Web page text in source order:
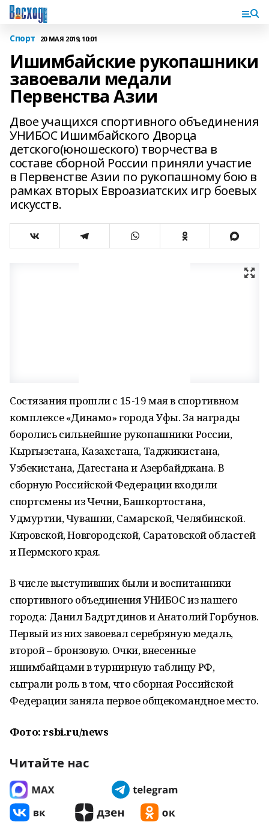
Спорт 20 МАЯ 2019, 10:01
Ишимбайские рукопашники
завоевали медали
Первенства Азии
Двое учащихся спортивного объединения
УНИБОС Ишимбайского Дворца
детского(юношеского) творчества в
составе сборной России приняли участие
в Первенстве Азии по рукопашному бою в
рамках вторых Евроазиатских игр боевых
искусств.
Состязания прошли с 15-19 мая в спортивном
комплексе «Динамо» города Уфы. За награды
боролись сильнейшие рукопашники России,
Кыргызстана, Казахстана, Таджикистана,
Узбекистана, Дагестана и Азербайджана. В
сборную Российской Федерации входили
спортсмены из Чечни, Башкортостана,
Удмуртии, Чувашии, Самарской, Челябинской.
Кировской, Новгородской, Саратовской областей
и Пермского края.
В числе выступивших были и воспитанники
спортивного объединения УНИБОС из нашего
города: Данил Бадртдинов и Анатолий Горбунов.
Первый из них завоевал серебряную медаль,
второй – бронзовую. Очки, внесенные
ишимбайцами в турнирную таблицу РФ,
сыграли роль в том, что сборная Российской
Федерации заняла первое общекомандное место.
Фото: rsbi.ru/news
Читайте нас